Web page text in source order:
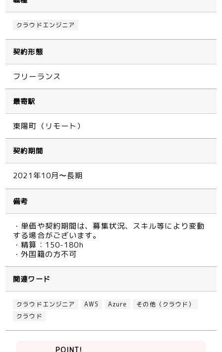
クラウドエンジニア
契約形態
フリーランス
最寄駅
東陽町（リモート）
契約期間
2021年10月〜長期
備考
・単価や契約期間は、募集状況、スキル等により変動
する場合がございます。
・精算：150-180h
・外国籍の方不可
関連ワード
クラウドエンジニア AWS Azure
その他（クラウド）
クラウド